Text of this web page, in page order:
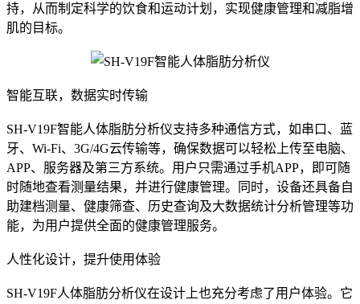
持，从而制定科学的饮食和运动计划，实现健康管理和减脂增
肌的目标。
智能互联，数据实时传输
SH-V19F智能人体脂肪分析仪支持多种通信方式，如串口、蓝
牙、Wi-Fi、3G/4G云传输等，确保数据可以轻松上传至电脑、
APP、服务器及第三方系统。用户只需通过手机APP，即可随
时随地查看测量结果，并进行健康管理。同时，设备还具备自
助建档测量、健康筛查、历史查询及大数据统计分析管理等功
能，为用户提供全面的健康管理服务。
人性化设计，提升使用体验
SH-V19F人体脂肪分析仪在设计上也充分考虑了用户体验。它